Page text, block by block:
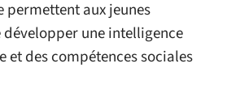
permettent aux jeunes
développer une intelligence
et des compétences sociales